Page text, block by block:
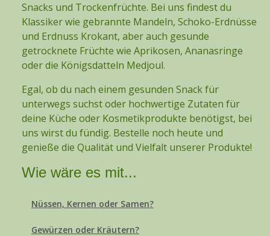
Snacks und Trockenfrüchte. Bei uns findest du
Klassiker wie gebrannte Mandeln, Schoko-Erdnüsse
und Erdnuss Krokant, aber auch gesunde
getrocknete Früchte wie Aprikosen, Ananasringe
oder die Königsdatteln Medjoul.
Egal, ob du nach einem gesunden Snack für
unterwegs suchst oder hochwertige Zutaten für
deine Küche oder Kosmetikprodukte benötigst, bei
uns wirst du fündig. Bestelle noch heute und
genieße die Qualität und Vielfalt unserer Produkte!
Wie wäre es mit...
Nüssen, Kernen oder Samen?
Gewürzen oder Kräutern?